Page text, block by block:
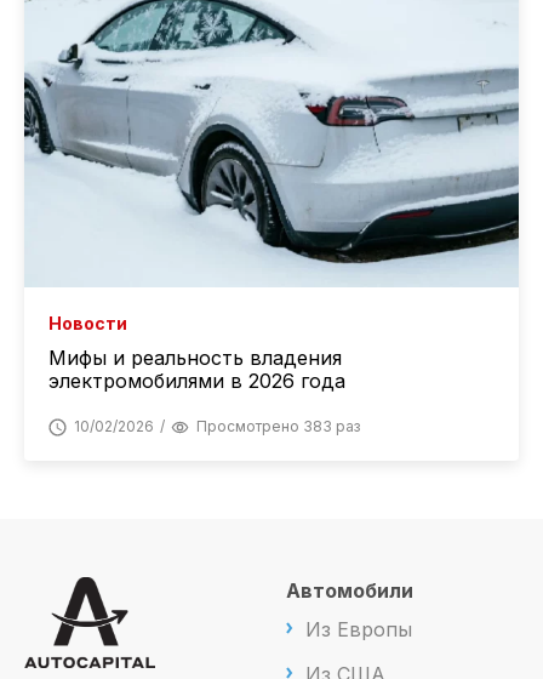
Новости
Мифы и реальность владения
электромобилями в 2026 года
10/02/2026 Просмотрено 383 раз
Автомобили
Из Европы